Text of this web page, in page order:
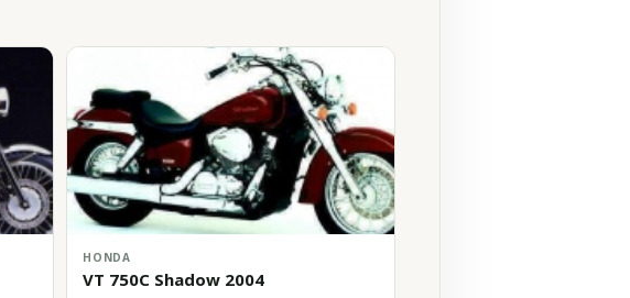
HONDA
VT 750C Shadow 2004